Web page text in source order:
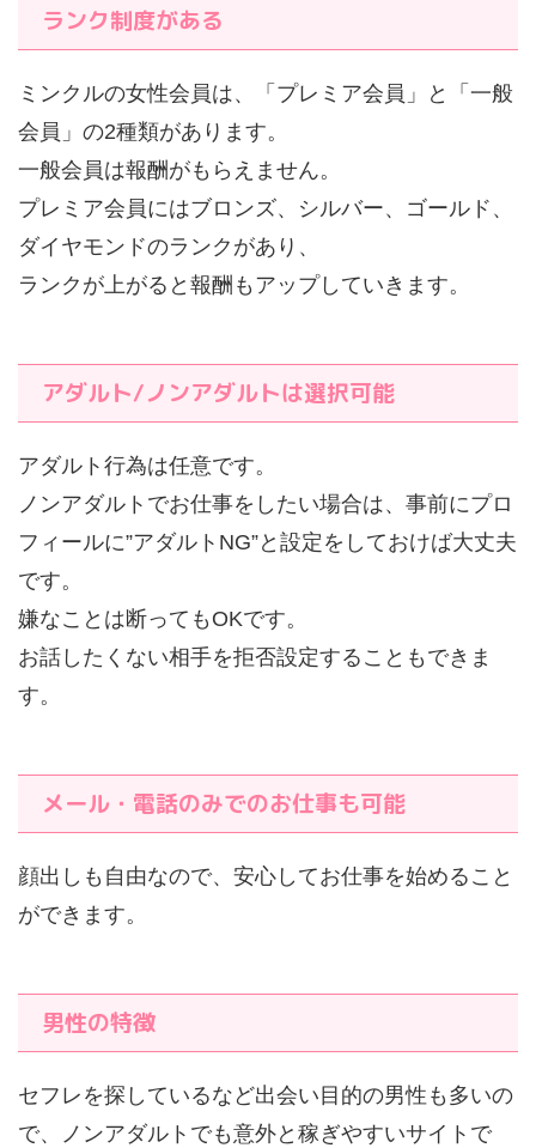
ランク制度がある
ミンクルの女性会員は、「プレミア会員」と「一般
会員」の2種類があります。
一般会員は報酬がもらえません。
プレミア会員にはブロンズ、シルバー、ゴールド、
ダイヤモンドのランクがあり、
ランクが上がると報酬もアップしていきます。
アダルト/ノンアダルトは選択可能
アダルト行為は任意です。
ノンアダルトでお仕事をしたい場合は、事前にプロ
フィールに”アダルトNG”と設定をしておけば大丈夫
です。
嫌なことは断ってもOKです。
お話したくない相手を拒否設定することもできま
す。
メール・電話のみでのお仕事も可能
顔出しも自由なので、安心してお仕事を始めること
ができます。
男性の特徴
セフレを探しているなど出会い目的の男性も多いの
で、ノンアダルトでも意外と稼ぎやすいサイトで